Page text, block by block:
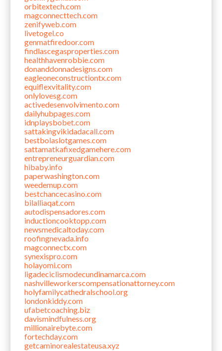
orbitextech.com
magconnecttech.com
zenifyweb.com
livetogel.co
genmatfiredoor.com
findlascegasproperties.com
healthhavenrobbie.com
donanddonnadesigns.com
eagleoneconstructiontx.com
equiflexvitality.com
onlylovesg.com
activedesenvolvimento.com
dailyhubpages.com
idnplaysbobet.com
sattakingvikidadacall.com
bestbolaslotgames.com
sattamatkafixedgamehere.com
entrepreneurguardian.com
hibaby.info
paperwashington.com
weedemup.com
bestchancecasino.com
bilalliaqat.com
autodispensadores.com
inductioncooktopp.com
newsmedicaltoday.com
roofingnevada.info
magconnectx.com
synexispro.com
holayomi.com
ligadeciclismodecundinamarca.com
nashvilleworkerscompensationattorney.com
holyfamilycathedralschool.org
londonkiddy.com
ufabetcoaching.biz
davismindfulness.org
millionairebyte.com
fortechday.com
getcaminorealestateusa.xyz